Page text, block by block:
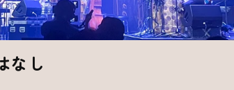
なし